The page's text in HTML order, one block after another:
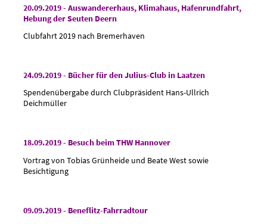
20.09.2019 - Auswandererhaus, Klimahaus, Hafenrundfahrt,
Hebung der Seuten Deern
Clubfahrt 2019 nach Bremerhaven
24.09.2019 - Bücher für den Julius-Club in Laatzen
Spendenübergabe durch Clubpräsident Hans-Ullrich
Deichmüller
18.09.2019 - Besuch beim THW Hannover
Vortrag von Tobias Grünheide und Beate West sowie
Besichtigung
09.09.2019 - Beneflitz-Fahrradtour